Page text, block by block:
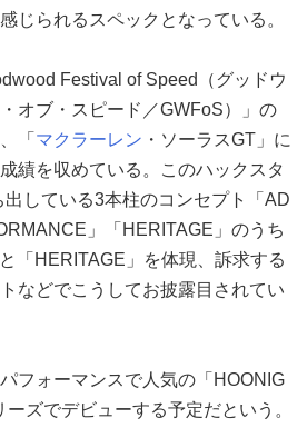
じられるスペックとなっている。
Festival of Speed（グッドウ
オブ・スピード／GWFoS）」の
「 マクラーレン ・ソーラスGT」に
績を収めている。このハックスタ
している3本柱のコンセプト「AD
」「HERITAGE」のうち
「HERITAGE」を体現、訴求する
などでこうしてお披露目されてい
フォーマンスで人気の「HOONIG
ズでデビューする予定だという。